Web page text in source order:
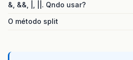
&, &&, |, ||. Qndo usar?
O método split